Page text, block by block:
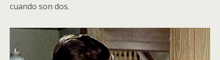
cuando son dos.